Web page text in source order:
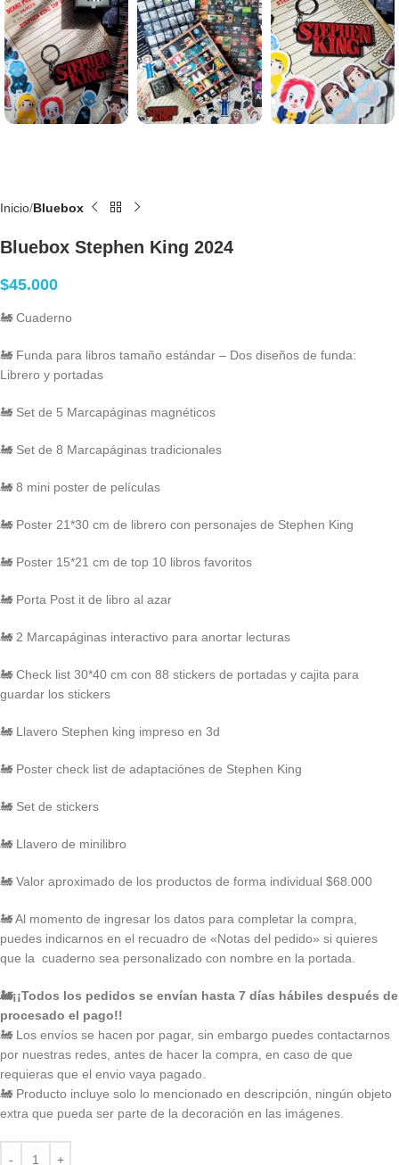
Inicio Bluebox
Bluebox Stephen King 2024
$45.000
🚂 Cuaderno
🚂 Funda para libros tamaño estándar – Dos diseños de funda:
Librero y portadas
🚂 Set de 5 Marcapáginas magnéticos
🚂 Set de 8 Marcapáginas tradicionales
🚂 8 mini poster de películas
🚂 Poster 21*30 cm de librero con personajes de Stephen King
🚂 Poster 15*21 cm de top 10 libros favoritos
🚂 Porta Post it de libro al azar
🚂 2 Marcapáginas interactivo para anortar lecturas
🚂 Check list 30*40 cm con 88 stickers de portadas y cajita para
guardar los stickers
🚂 Llavero Stephen king impreso en 3d
🚂 Poster check list de adaptaciónes de Stephen King
🚂 Set de stickers
🚂 Llavero de minilibro
🚂 Valor aproximado de los productos de forma individual $68.000
🚂 Al momento de ingresar los datos para completar la compra,
puedes indicarnos en el recuadro de «Notas del pedido» si quieres
que la cuaderno sea personalizado con nombre en la portada.
🚂¡¡Todos los pedidos se envían hasta 7 días hábiles después de
procesado el pago!!
🚂 Los envíos se hacen por pagar, sin embargo puedes contactarnos
por nuestras redes, antes de hacer la compra, en caso de que
requieras que el envio vaya pagado.
🚂 Producto incluye solo lo mencionado en descripción, ningún objeto
extra que pueda ser parte de la decoración en las imágenes.